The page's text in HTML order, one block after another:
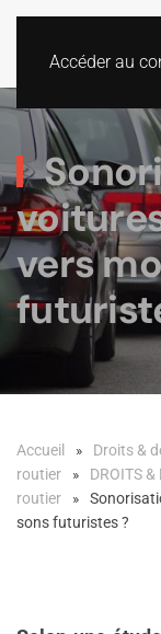
Accéder au
vers
Accueil Droits &
routier
DROITS &
routier
sons futuristes ?